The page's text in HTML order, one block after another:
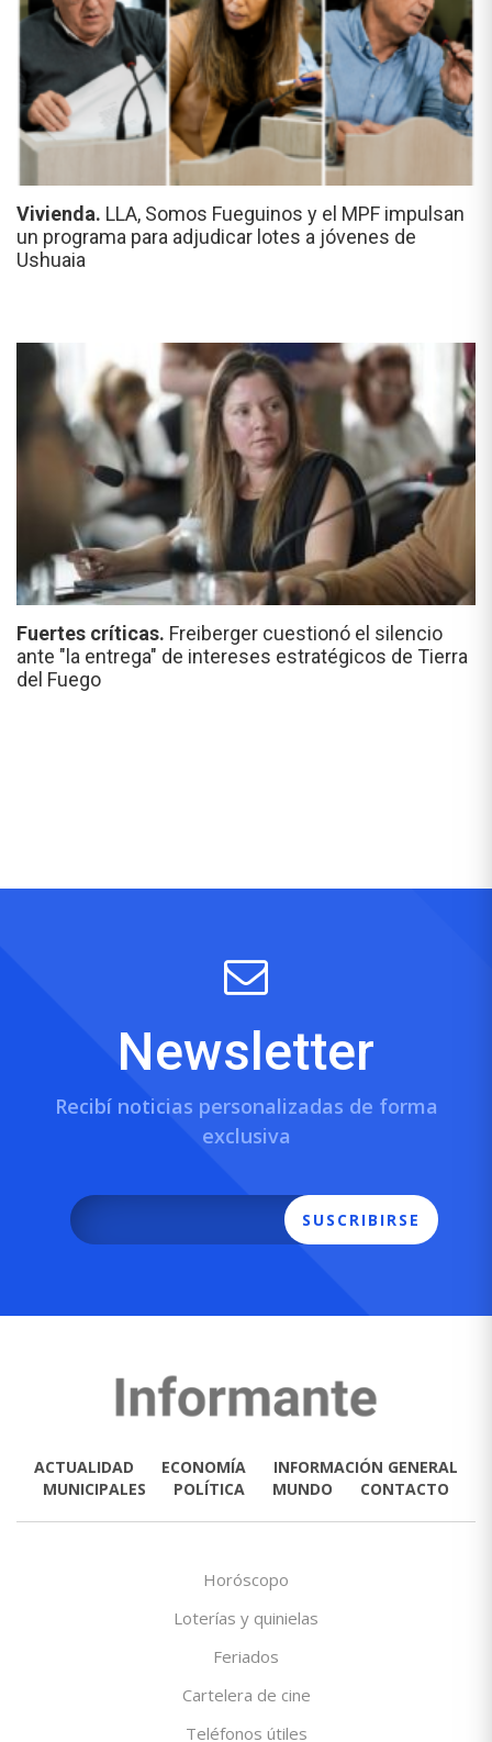
Vivienda. LLA, Somos Fueguinos y el MPF impulsan
un programa para adjudicar lotes a jóvenes de
Ushuaia
Fuertes críticas. Freiberger cuestionó el silencio
ante "la entrega" de intereses estratégicos de Tierra
del Fuego
Newsletter
Recibí noticias personalizadas de forma
exclusiva
SUSCRIBIRSE
ACTUALIDAD ECONOMÍA
INFORMACIÓN GENERAL
MUNICIPALES
POLÍTICA MUNDO CONTACTO
Horóscopo
Loterías y quinielas
Feriados
Cartelera de cine
Teléfonos útiles